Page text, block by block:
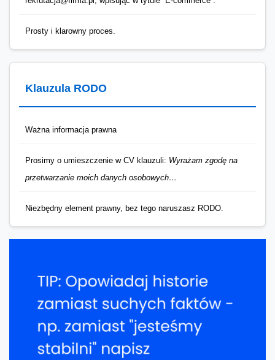
Prosty i klarowny proces.
Klauzula RODO
Ważna informacja prawna
Prosimy o umieszczenie w CV klauzuli: Wyrażam zgodę na
przetwarzanie moich danych osobowych…
Niezbędny element prawny, bez tego naruszasz RODO.